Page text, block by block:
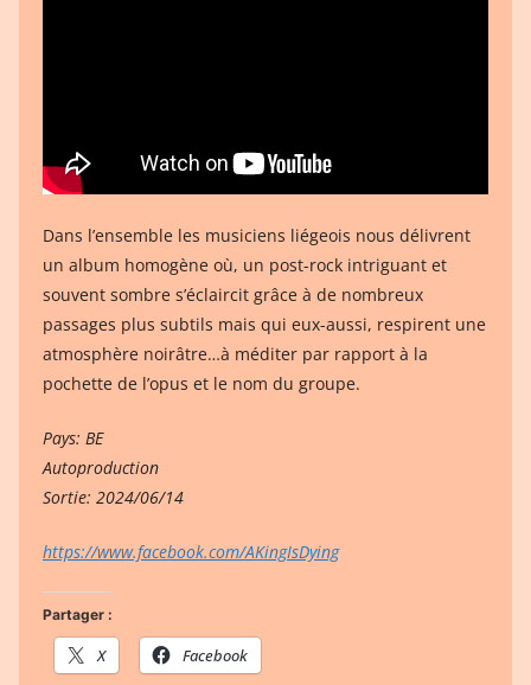
Dans l’ensemble les musiciens liégeois nous délivrent
un album homogène où, un post-rock intriguant et
souvent sombre s’éclaircit grâce à de nombreux
passages plus subtils mais qui eux-aussi, respirent une
atmosphère noirâtre…à méditer par rapport à la
pochette de l’opus et le nom du groupe.
Pays: BE
Autoproduction
Sortie: 2024/06/14
https://www.facebook.com/AKingIsDying
Partager :
X Facebook